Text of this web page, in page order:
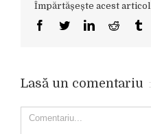
Împărtășește acest
Facebook
TwitterLinkedinReddit
Lasă un comentariu
Comment